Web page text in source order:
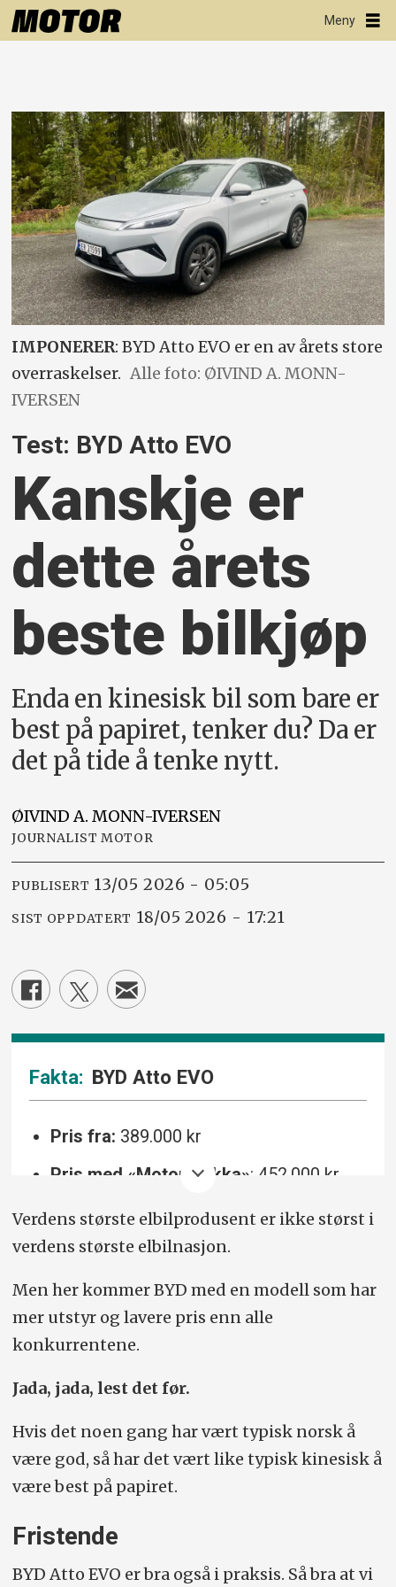
IMPONERER: BYD Atto EVO er en av årets store
overraskelser. Alle foto: ØIVIND A. MONN-
IVERSEN
Test: BYD Atto EVO
Kanskje er
dette årets
beste bilkjøp
Enda en kinesisk bil som bare er
best på papiret, tenker du? Da er
det på tide å tenke nytt.
ØIVIND A. MONN-IVERSEN
JOURNALIST MOTOR
PUBLISERT 13/05 2026 - 05:05
SIST OPPDATERT 18/05 2026 - 17:21
BYD Atto EVO
Pris fra: 389.000 kr
Pris med «Motor-pakka»: 452.000 kr
Drivlinje: 74,8 kWt batteri, 449 hk/560
Nm., firehjulsdrift, ettrinns automat.
Lengde/bredde (innfelte
speil)/høyde/bakkeklaring (cm)
446/186/162/16
Rekkevidde/forbruk:
Lading: 10–80 prosent på 25 min, 220
kW ladefart.
101 liter.
Vekt/nyttelast:1990/455
Verdens største elbilprodusent er ikke størst i
verdens største elbilnasjon.
Men her kommer BYD med en modell som har
mer utstyr og lavere pris enn alle
konkurrentene.
Jada, jada, lest det før.
Hvis det noen gang har vært typisk norsk å
være god, så har det vært like typisk kinesisk å
være best på papiret.
Fristende
BYD Atto EVO er bra også i praksis. Så bra at vi